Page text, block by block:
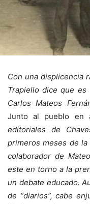
Con una displicencia
Trapiello dice que es
Carlos Mateos
Junto al pueblo en
editoriales de
primeros meses de la
colaborador de
este en torno a la
un debate educado.
de “diarios”, cabe